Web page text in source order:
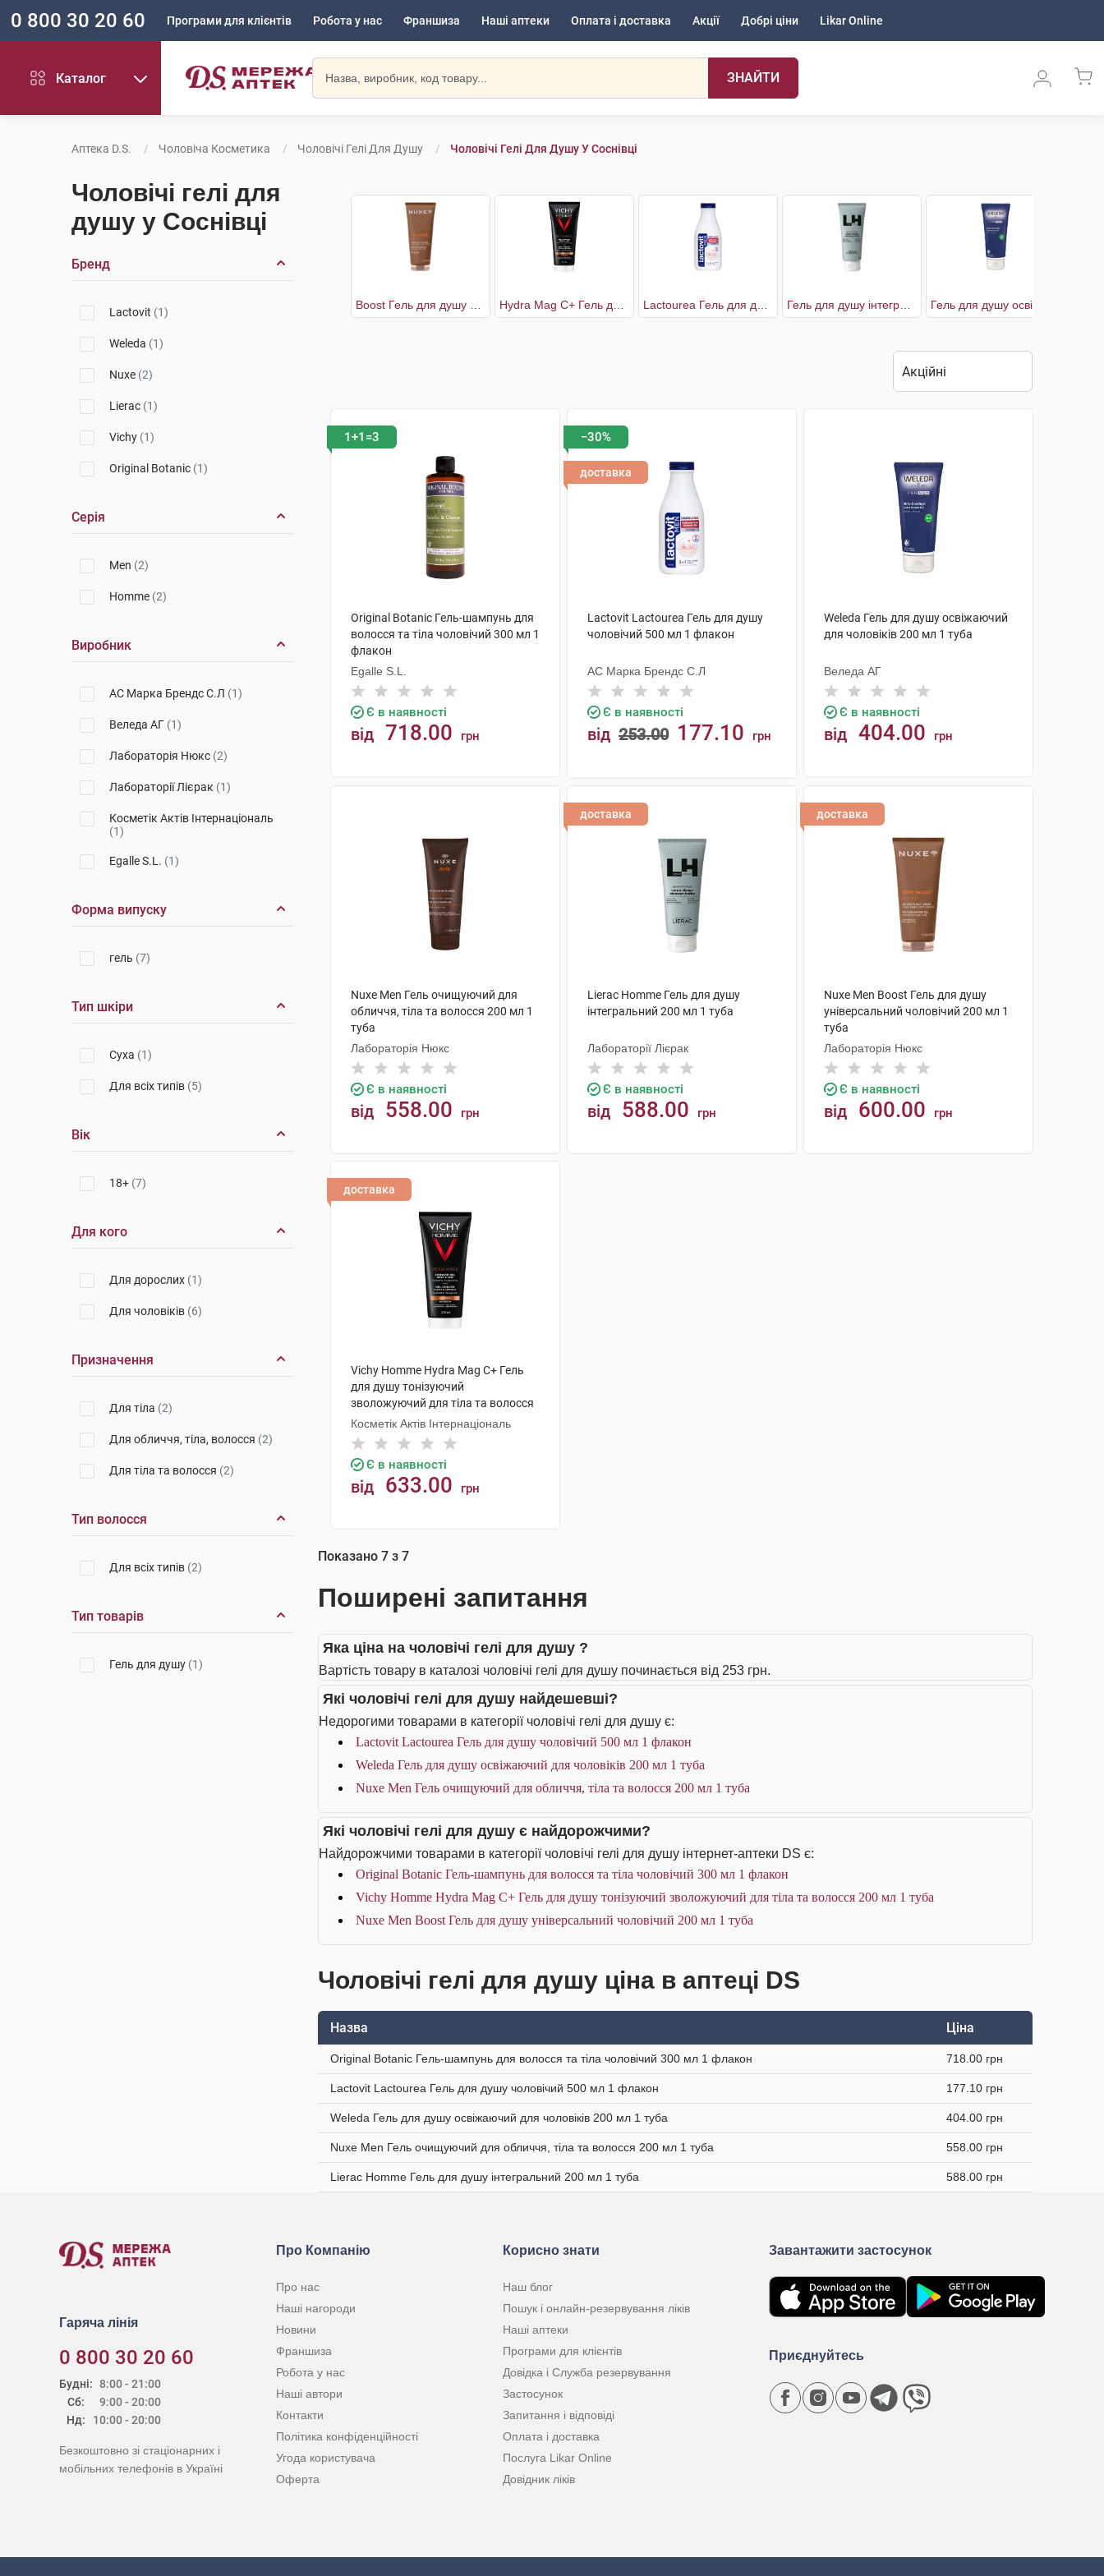
0 800 30 20 60 Програми для клієнтів Робота у нас Франшиза Наші аптеки Оплата і доставка Акції Добрі ціни Likar Online
Каталог ЗНАЙТИ
Аптека D.S. Чоловіча Косметика Чоловічі Гелі Для Душу Чоловічі Гелі Для Душу У Соснівці
Чоловічі гелі для
душу у Соснівці
Бренд
Lactovit (1)
Weleda (1)
Nuxe (2)
Lierac (1)
Vichy (1)
Original Botanic (1)
Серія
Men (2)
Homme (2)
Виробник
АС Марка Брендс С.Л (1)
Веледа АГ (1)
Лабораторія Нюкс (2)
Лабораторії Лієрак (1)
Косметік Актів Інтернаціональ
(1)
Egalle S.L. (1)
Форма випуску
гель (7)
Тип шкіри
Суха (1)
Для всіх типів (5)
Вік
18+ (7)
Для кого
Для дорослих (1)
Для чоловіків (6)
Призначення
Для тіла (2)
Для обличчя, тіла, волосся (2)
Для тіла та волосся (2)
Тип волосся
Для всіх типів (2)
Тип товарів
Гель для душу (1)
1+1=3
Original Botanic Гель-шампунь для
волосся та тіла чоловічий 300 мл 1
флакон
Egalle S.L.
Є в наявності
від 718.00 грн
−30%
доставка
Lactovit Lactourea Гель для душу
чоловічий 500 мл 1 флакон
АС Марка Брендс С.Л
Є в наявності
від 253.00 177.10 грн
Weleda Гель для душу освіжаючий
для чоловіків 200 мл 1 туба
Веледа АГ
Є в наявності
від 404.00 грн
Nuxe Men Гель очищуючий для
обличчя, тіла та волосся 200 мл 1
туба
Лабораторія Нюкс
Є в наявності
від 558.00 грн
доставка
Lierac Homme Гель для душу
інтегральний 200 мл 1 туба
Лабораторії Лієрак
Є в наявності
від 588.00 грн
доставка
Nuxe Men Boost Гель для душу
універсальний чоловічий 200 мл 1
туба
Лабораторія Нюкс
Є в наявності
від 600.00 грн
доставка
Vichy Homme Hydra Mag C+ Гель
для душу тонізуючий
зволожуючий для тіла та волосся
200 мл 1 туба
Косметік Актів Інтернаціональ
Є в наявності
від 633.00 грн
Показано 7 з 7
Поширені запитання
Яка ціна на чоловічі гелі для душу ?
Вартість товару в каталозі чоловічі гелі для душу починається від 253 грн.
Які чоловічі гелі для душу найдешевші?
Недорогими товарами в категорії чоловічі гелі для душу є:
Lactovit Lactourea Гель для душу чоловічий 500 мл 1 флакон
Weleda Гель для душу освіжаючий для чоловіків 200 мл 1 туба
Nuxe Men Гель очищуючий для обличчя, тіла та волосся 200 мл 1 туба
Які чоловічі гелі для душу є найдорожчими?
Найдорожчими товарами в категорії чоловічі гелі для душу інтернет-аптеки DS є:
Original Botanic Гель-шампунь для волосся та тіла чоловічий 300 мл 1 флакон
Vichy Homme Hydra Mag C+ Гель для душу тонізуючий зволожуючий для тіла та волосся 200 мл 1 туба
Nuxe Men Boost Гель для душу універсальний чоловічий 200 мл 1 туба
Чоловічі гелі для душу ціна в аптеці DS
Назва Ціна
Original Botanic Гель-шампунь для волосся та тіла чоловічий 300 мл 1 флакон 718.00 грн
Lactovit Lactourea Гель для душу чоловічий 500 мл 1 флакон 177.10 грн
Weleda Гель для душу освіжаючий для чоловіків 200 мл 1 туба 404.00 грн
Nuxe Men Гель очищуючий для обличчя, тіла та волосся 200 мл 1 туба 558.00 грн
Lierac Homme Гель для душу інтегральний 200 мл 1 туба 588.00 грн
Гаряча лінія
0 800 30 20 60
Будні:
Сб:
Нд:
8:00 - 21:00
9:00 - 20:00
10:00 - 20:00
Безкоштовно зі стаціонарних і
мобільних телефонів в Україні
Про Компанію
Про нас
Наші нагороди
Новини
Франшиза
Робота у нас
Наші автори
Контакти
Політика конфіденційності
Угода користувача
Оферта
Корисно знати
Наш блог
Пошук і онлайн-резервування ліків
Наші аптеки
Програми для клієнтів
Довідка і Служба резервування
Застосунок
Запитання і відповіді
Оплата і доставка
Послуга Likar Online
Довідник ліків
Завантажити застосунок
Приєднуйтесь